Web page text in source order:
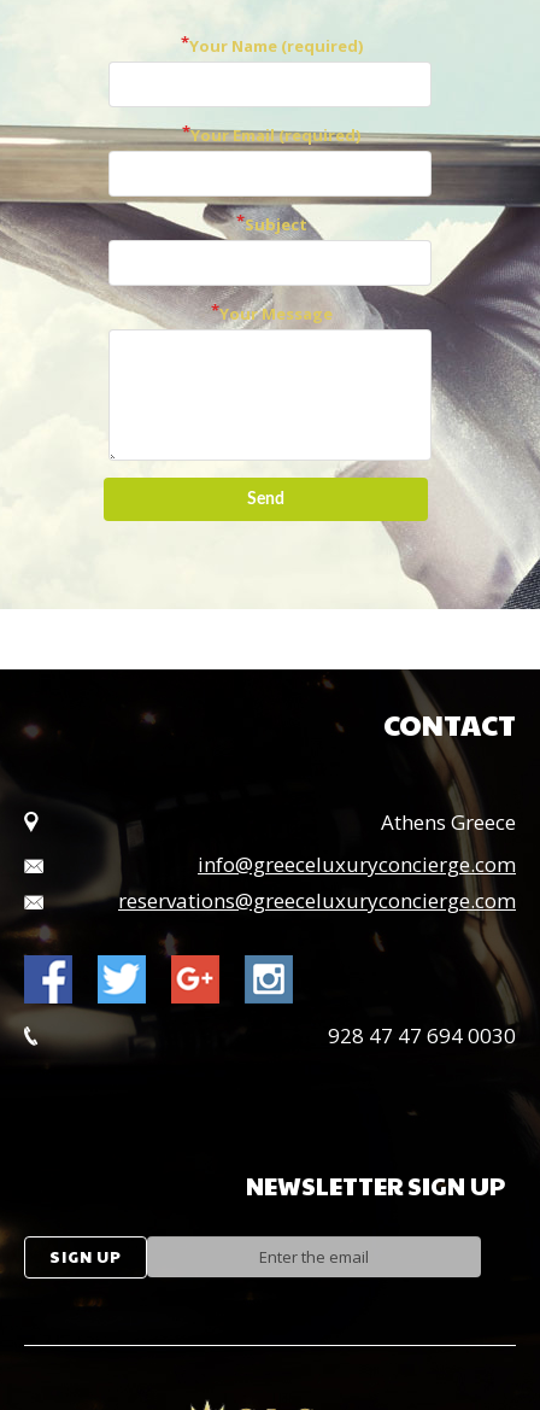
Your Name (required)
Your Email (required)
Subject
Your Message
Send
CONTACT
Athens Greece
info@greeceluxuryconcierge.com
reservations@greeceluxuryconcierge.com
0030 694 47 47 928
NEWSLETTERSIGN UP